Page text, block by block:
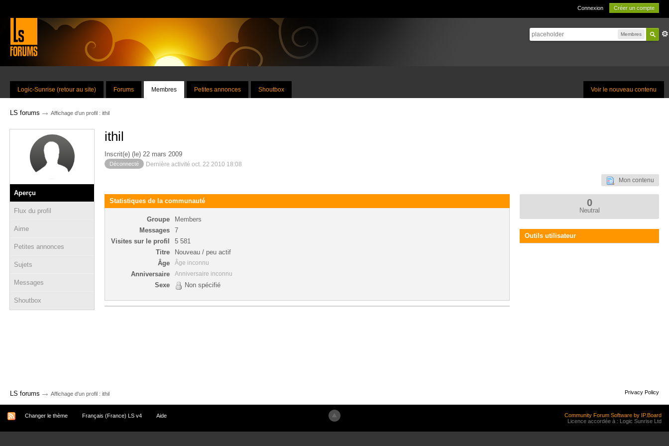
Connexion Créer un compte
Membres
Voir le nouveau contenu
Logic-Sunrise (retour au site) Forums Membres Petites annonces Shoutbox
LS forums → Affichage d'un profil : ithil
Aperçu
Flux du profil
Aime
Petites annonces
Sujets
Messages
Shoutbox
ithil
Inscrit(e) (le) 22 mars 2009
Déconnecté Dernière activité oct. 22 2010 18:08
Mon contenu
Statistiques de la communauté
Groupe
Members
Messages
7
Visites sur le profil
5 581
Titre
Nouveau / peu actif
Âge
Âge inconnu
Anniversaire Anniversaire inconnu
Sexe Non spécifié
0
Neutral
Outils utilisateur
LS forums → Affichage d'un profil : ithil Privacy Policy
Changer le thème Français (France) LS v4 Aide
Community Forum Software by IP.Board
Licence accordée à : Logic Sunrise Ltd